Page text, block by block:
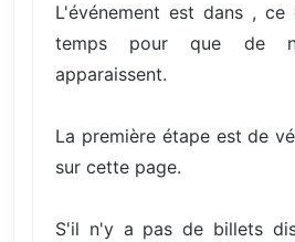
L'événement est dans ,
temps pour que de
apparaissent.
La première étape est de
sur cette page.
S'il n'y a pas de billets